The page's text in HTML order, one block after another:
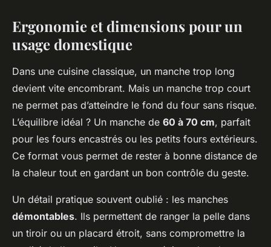
Ergonomie et dimensions pour un
usage domestique
Dans une cuisine classique, un manche trop long
devient vite encombrant. Mais un manche trop court
ne permet pas d’atteindre le fond du four sans risque.
L’équilibre idéal ? Un manche de 60 à 70 cm, parfait
pour les fours encastrés ou les petits fours extérieurs.
Ce format vous permet de rester à bonne distance de
la chaleur tout en gardant un bon contrôle du geste.
Un détail pratique souvent oublié : les manches
démontables. Ils permettent de ranger la pelle dans
un tiroir ou un placard étroit, sans compromettre la